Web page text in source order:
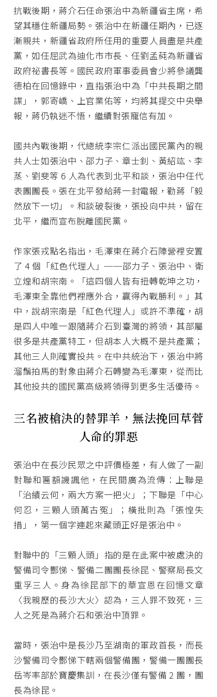
抗戰後期，蔣介石任命張治中為新疆省主席，希
望其穩住新疆局勢。張治中在新疆任期內，已逐
漸親共，新疆省政府所任用的重要人員盡是共產
黨，如任屈武為迪化市市長、任劉孟蒓為新疆省
政府祕書長等。國民政府軍事委員會少將參議龔
德柏在回憶錄中，直指張治中為「中共長期之間
諜」，郭寄嶠、上官業佑等，均將其提交中央舉
報，蔣仍執迷不悟，繼續對張寵信有加。
國共內戰後期，代總統李宗仁派出國民黨內的親
共人士如張治中、邵力子、章士釗、黃紹竑、李
蒸、劉斐等 6 人為代表到北平和談，張治中任代
表團團長。張在北平發給蔣一封電報，勸蔣「毅
然放下一切」。和談破裂後，張投向中共，留在
北平，繼而宣布脫離國民黨。
作家張戎點名指出，毛澤東在蔣介石陣營裡安置
了 4 個「紅色代理人」──邵力子、張治中、衛
立煌和胡宗南。「這四個人皆有扭轉乾坤之功，
毛澤東全靠他們裡應外合，贏得內戰勝利。」其
中，說胡宗南是「紅色代理人」或許不準確，胡
是四人中唯一跟隨蔣介石到臺灣的將領，其部屬
很多是共產黨特工，但胡本人大概不是共產黨；
其他三人則確實投共。在中共統治下，張治中將
溜鬚拍馬的對象由蔣介石轉變為毛澤東，從而比
其他投共的國民黨高級將領得到更多生活優待。
三名被槍決的替罪羊，無法挽回草菅
人命的罪惡
張治中在長沙民眾之中評價極差，有人做了一副
對聯和匾額譏諷他，在民間廣為流傳：上聯是
「治績云何，兩大方案一把火」；下聯是「中心
何忍，三顆人頭萬古冤」；橫批則為「張惶失
措」，第一個字連起來藏頭正好是張治中。
對聯中的「三顆人頭」指的是在此案中被處決的
警備司令酆悌、警備二團團長徐昆、警察局長文
重孚三人。身為徐昆部下的華宣恩在回憶文章
〈我親歷的長沙大火〉認為，三人罪不致死，三
人之死是為蔣介石和張治中頂罪。
當時，張治中是長沙乃至湖南的軍政首長，而長
沙警備司令酆悌下轄兩個警備團，警備一團團長
岳岑率部於寶慶集訓，在長沙僅有警備 2 團，團
長為徐昆。